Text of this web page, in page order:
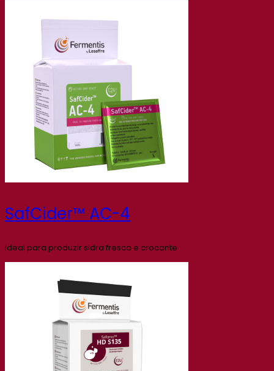
SafCider™ AC-4
Ideal para produzir sidra fresca e crocante